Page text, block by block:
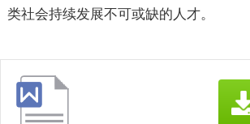
类社会持续发展不可或缺的人才。